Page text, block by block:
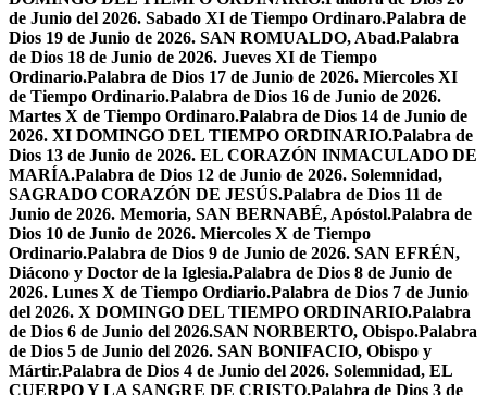
de Junio del 2026. Sabado XI de Tiempo Ordinaro.Palabra de
Dios 19 de Junio de 2026. SAN ROMUALDO, Abad.Palabra
de Dios 18 de Junio de 2026. Jueves XI de Tiempo
Ordinario.Palabra de Dios 17 de Junio de 2026. Miercoles XI
de Tiempo Ordinario.Palabra de Dios 16 de Junio de 2026.
Martes X de Tiempo Ordinaro.Palabra de Dios 14 de Junio de
2026. XI DOMINGO DEL TIEMPO ORDINARIO.Palabra de
Dios 13 de Junio de 2026. EL CORAZÓN INMACULADO DE
MARÍA.Palabra de Dios 12 de Junio de 2026. Solemnidad,
SAGRADO CORAZÓN DE JESÚS.Palabra de Dios 11 de
Junio de 2026. Memoria, SAN BERNABÉ, Apóstol.Palabra de
Dios 10 de Junio de 2026. Miercoles X de Tiempo
Ordinario.Palabra de Dios 9 de Junio de 2026. SAN EFRÉN,
Diácono y Doctor de la Iglesia.Palabra de Dios 8 de Junio de
2026. Lunes X de Tiempo Ordiario.Palabra de Dios 7 de Junio
del 2026. X DOMINGO DEL TIEMPO ORDINARIO.Palabra
de Dios 6 de Junio del 2026.SAN NORBERTO, Obispo.Palabra
de Dios 5 de Junio del 2026. SAN BONIFACIO, Obispo y
Mártir.Palabra de Dios 4 de Junio del 2026. Solemnidad, EL
CUERPO Y LA SANGRE DE CRISTO.Palabra de Dios 3 de